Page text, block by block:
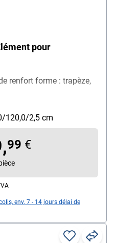
pour
renfort forme : trapèze,
120,0/2,5 cm
99 €
env. 7 - 14 jours délai de